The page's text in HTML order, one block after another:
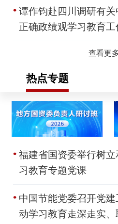
谭作钧赴四川调研有
正确政绩观学习教育工
查看更
热点专题
福建省国资委举行树
习教育专题党课
中国节能党委召开党
动学习教育走深走实、